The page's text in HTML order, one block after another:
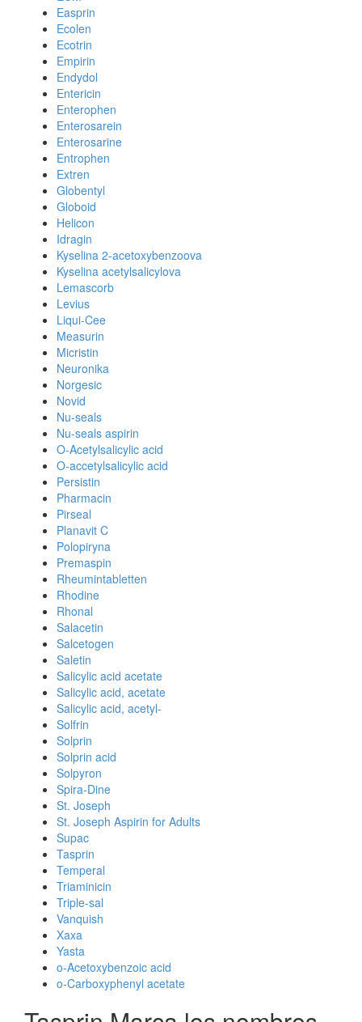
Easprin
Ecolen
Ecotrin
Empirin
Endydol
Entericin
Enterophen
Enterosarein
Enterosarine
Entrophen
Extren
Globentyl
Globoid
Helicon
Idragin
Kyselina 2-acetoxybenzoova
Kyselina acetylsalicylova
Lemascorb
Levius
Liqui-Cee
Measurin
Micristin
Neuronika
Norgesic
Novid
Nu-seals
Nu-seals aspirin
O-Acetylsalicylic acid
O-accetylsalicylic acid
Persistin
Pharmacin
Pirseal
Planavit C
Polopiryna
Premaspin
Rheumintabletten
Rhodine
Rhonal
Salacetin
Salcetogen
Saletin
Salicylic acid acetate
Salicylic acid, acetate
Salicylic acid, acetyl-
Solfrin
Solprin
Solprin acid
Solpyron
Spira-Dine
St. Joseph
St. Joseph Aspirin for Adults
Supac
Tasprin
Temperal
Triaminicin
Triple-sal
Vanquish
Xaxa
Yasta
o-Acetoxybenzoic acid
o-Carboxyphenyl acetate